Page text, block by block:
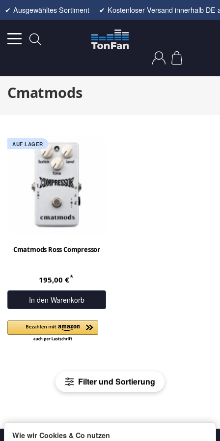
✔ Ausgewähltes Sortiment ✔ Kostenloser Versand innerhalb DE
Cmatmods
Filter und Sortierung
AUF LAGER
Cmatmods Ross Compressor
195,00 €*
In den Warenkorb
Wie wir Cookies & Co nutzen